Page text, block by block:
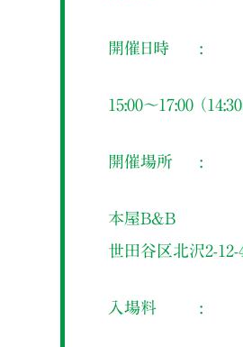
開催日時
15:00～17:00 （
開催場所
本屋B&B
世田谷区北沢2-12-
入場料